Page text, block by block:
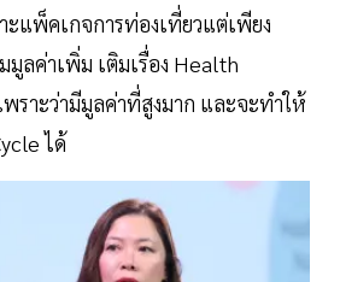
ะแพ็คเกจการท่องเที่ยวแต่เพียง
มูลค่าเพิ่ม เติมเรื่อง Health
ราะว่ามีมูลค่าที่สูงมาก และจะทำให้
ได้